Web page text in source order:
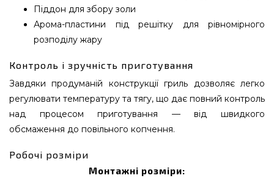
Піддон для збору золи
Арома-пластини під решітку для рівномірного
розподілу жару
Контроль і зручність приготування
Завдяки продуманій конструкції гриль дозволяє легко
регулювати температуру та тягу, що дає повний контроль
над процесом приготування — від швидкого
обсмаження до повільного копчення.
Робочі розміри
Монтажні розміри: